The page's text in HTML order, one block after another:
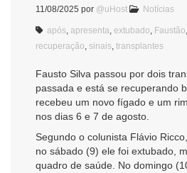
11/08/2025 por @uHost Notícias
após apresenta extubado Faustão
recuperação sinais transplantes
Fausto Silva passou por dois
passada e está se recuperando
recebeu um novo fígado e um
nos dias 6 e 7 de agosto.
Segundo o colunista Flávio
no sábado (9) ele foi extubado,
quadro de saúde. No domingo